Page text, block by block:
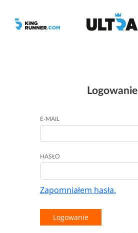
Logowanie
E-MAIL
HASŁO
Zapomniałem hasła.
Logowanie